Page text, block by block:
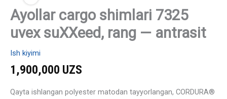
Ayollar cargo shimlari 7325
uvex suXXeed, rang — antrasit
Ish kiyimi
1,900,000 UZS
Qayta ishlangan polyester matodan tayyorlangan, CORDURA®